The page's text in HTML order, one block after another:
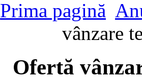
Prima pagină
vânzare
Ofertă